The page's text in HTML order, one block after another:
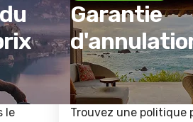
le
Garantie
Trouvez une politique